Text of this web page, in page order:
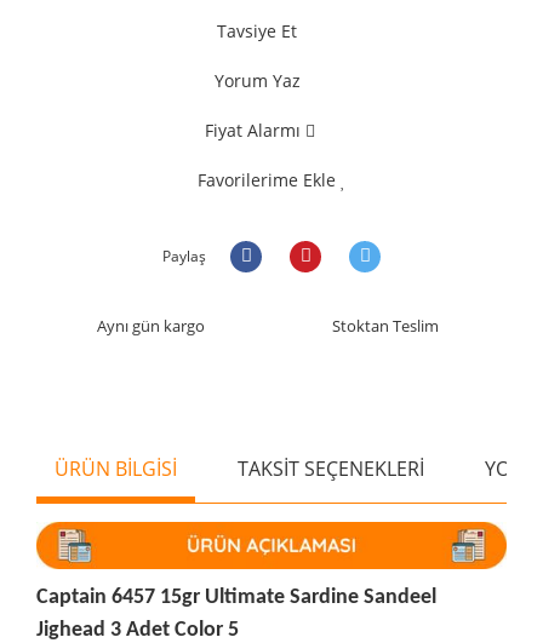
Tavsiye Et
Yorum Yaz
Fiyat Alarmı
Favorilerime Ekle
Paylaş
Aynı gün kargo Stoktan Teslim
ÜRÜN BİLGİSİ TAKSİT SEÇENEKLERİ
Captain 6457 15gr Ultimate Sardine Sandeel
Jighead 3 Adet Color 5